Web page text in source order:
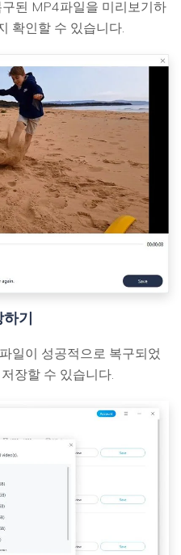
된 MP4파일을 미리보기하
확인할 수 있습니다.
기
일이 성공적으로 복구되었
장할 수 있습니다.